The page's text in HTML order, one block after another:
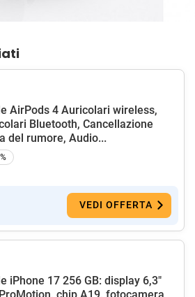
AirPods 4 Auricolari wireless,
Bluetooth, Cancellazione
del rumore, Audio...
VEDI OFFERTA
iPhone 17 256 GB: display 6,3"